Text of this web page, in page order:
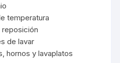
temperatura
reposición
de lavar
hornos y lavaplatos